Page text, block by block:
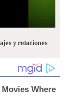
y relaciones
Where